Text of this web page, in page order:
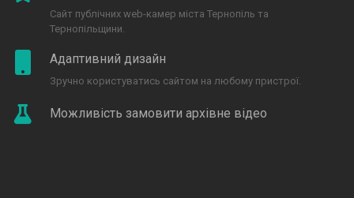
Сайт публічних web-камер міста Тернопіль та
Тернопільщини.
Адаптивний дизайн
Зручно користуватись сайтом на любому пристрої.
Можливість замовити архівне відео